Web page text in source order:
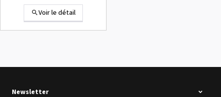
Voir le détail
Newsletter